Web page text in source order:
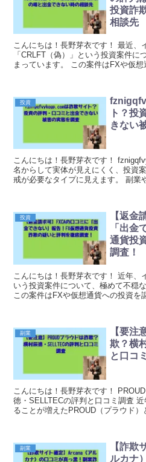
投資詐
相談先
こんにちは！長野芽衣です！ 最近、
「CRLFT（偽）」という投資案件
まっています。 この案件はFXや仮想
投資
ト？投
きない
こんにちは！長野芽衣です！
名からして実体が見えにくく、投資
戒が必要なタイプに見えます。 副業
投資
【返金
「出金
通貨投
調査！
こんにちは！長野芽衣です！ 近年、
いう投資案件について、極めて不穏
この案件はFXや仮想通貨への投資を
副業
【要注
欺？横
と口コ
こんにちは！長野芽衣です！
徳・SELLTECの評判と口コミ調査
ることが増えたPROUD（プラウド
副業
【詐欺
ルカナ